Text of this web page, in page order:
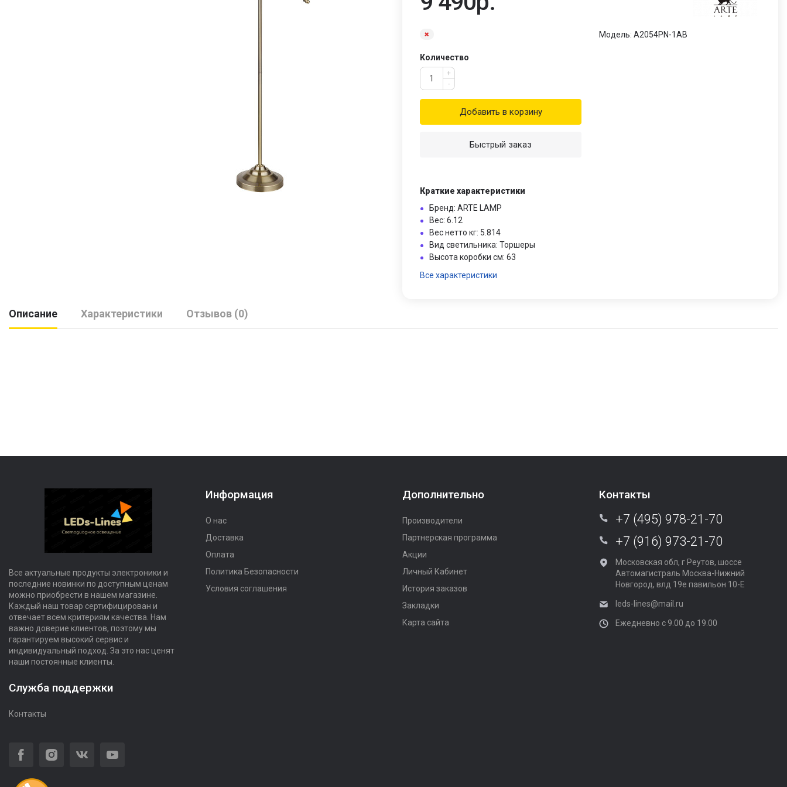
Количество
+
-
Добавить в корзину
Быстрый заказ
Краткие характеристики
Бренд: ARTE LAMP
Вес: 6.12
Вес нетто кг: 5.814
Вид светильника: Торшеры
Высота коробки см: 63
Все характеристики
Модель: A2054PN-1AB
Описание Характеристики Отзывов (0)
Все актуальные продукты электроники и
последние новинки по доступным ценам
можно приобрести в нашем магазине.
Каждый наш товар сертифицирован и
отвечает всем критериям качества. Нам
важно доверие клиентов, поэтому мы
гарантируем высокий сервис и
индивидуальный подход. За это нас ценят
наши постоянные клиенты.
Служба поддержки
Контакты
Информация
О нас
Доставка
Оплата
Политика Безопасности
Условия соглашения
Дополнительно
Производители
Партнерская программа
Акции
Личный Кабинет
История заказов
Закладки
Карта сайта
Контакты
+7 (495) 978-21-70
+7 (916) 973-21-70
Московская обл, г Реутов, шоссе
Автомагистраль Москва-Нижний
Новгород, влд 19е павильон 10-Е
leds-lines@mail.ru
Ежедневно с 9.00 до 19.00